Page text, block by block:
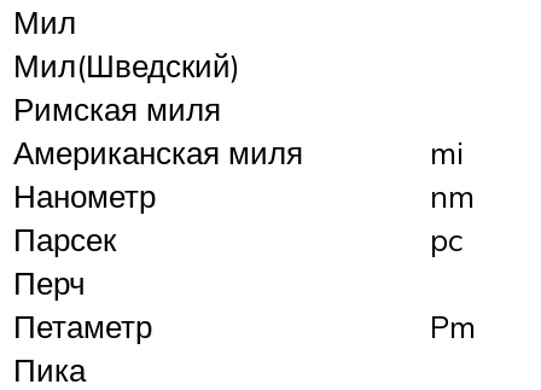
Мил
Мил(Шведский)
Римская миля
Американская миля
mi
Нанометр
nm
Парсек
pc
Перч
Петаметр
Pm
Пика